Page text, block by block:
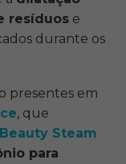
resíduos e
durante os
presentes em
, que
Beauty Steam
para